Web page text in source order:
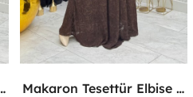
Pembe Pembe Makaron Tesettür Elbise Kahverengi Kahverengi